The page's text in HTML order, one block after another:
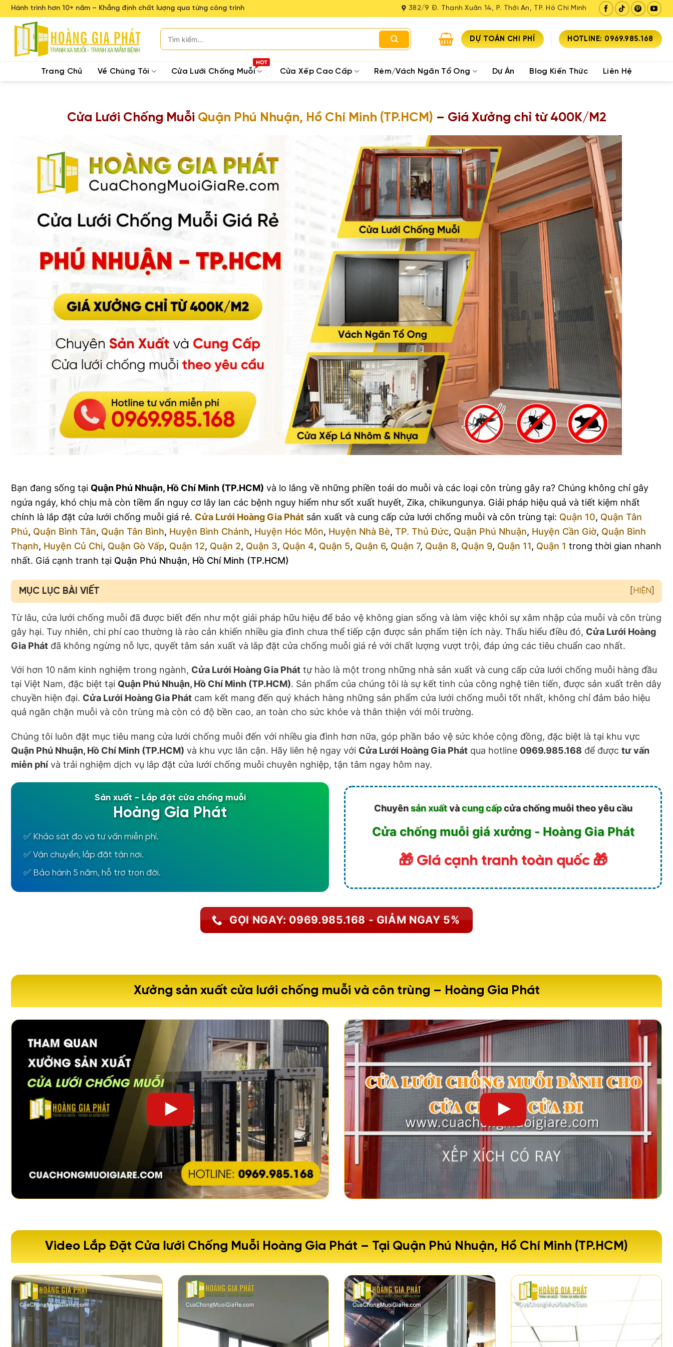
Skip
to
content
Hành trình hơn 10+ năm – Khẳng định chất lượng qua từng công trình 382/9 Đ. Thạnh Xuân 14, P. Thới An, TP. Hồ Chí Minh
kiếm:
DỰ TOÁN CHI PHÍ HOTLINE: 0969.985.168
Trang Chủ Về Chúng Tôi Cửa Lưới Chống Muỗi Cửa Xếp Cao Cấp Rèm/Vách Ngăn Tổ Ong Dự Án Blog Kiến Thức Liên Hệ
Cửa Lưới Chống Muỗi Quận Phú Nhuận, Hồ Chí Minh (TP.HCM) – Giá Xưởng chỉ từ 400K/M2
Bạn đang sống tại Quận Phú Nhuận, Hồ Chí Minh (TP.HCM) và lo lắng về những phiền toái do muỗi và các loại côn trùng gây ra? Chúng không chỉ gây
ngứa ngáy, khó chịu mà còn tiềm ẩn nguy cơ lây lan các bệnh nguy hiểm như sốt xuất huyết, Zika, chikungunya. Giải pháp hiệu quả và tiết kiệm nhất
chính là lắp đặt cửa lưới chống muỗi giá rẻ. Cửa Lưới Hoàng Gia Phát sản xuất và cung cấp cửa lưới chống muỗi và côn trùng tại: Quận 10, Quận Tân
Phú, Quận Bình Tân, Quận Tân Bình, Huyện Bình Chánh, Huyện Hóc Môn, Huyện Nhà Bè, TP. Thủ Đức, Quận Phú Nhuận, Huyện Cần Giờ, Quận Bình
Thạnh, Huyện Củ Chi, Quận Gò Vấp, Quận 12, Quận 2, Quận 3, Quận 4, Quận 5, Quận 6, Quận 7, Quận 8, Quận 9, Quận 11, Quận 1 trong thời gian nhanh
nhất. Giá cạnh tranh tại Quận Phú Nhuận, Hồ Chí Minh (TP.HCM)
MỤC LỤC BÀI VIẾT HIỆN
Từ lâu, cửa lưới chống muỗi đã được biết đến như một giải pháp hữu hiệu để bảo vệ không gian sống và làm việc khỏi sự xâm nhập của muỗi và côn trùng
gây hại. Tuy nhiên, chi phí cao thường là rào cản khiến nhiều gia đình chưa thể tiếp cận được sản phẩm tiện ích này. Thấu hiểu điều đó, Cửa Lưới Hoàng
Gia Phát đã không ngừng nỗ lực, quyết tâm sản xuất và lắp đặt cửa chống muỗi giá rẻ với chất lượng vượt trội, đáp ứng các tiêu chuẩn cao nhất.
Với hơn 10 năm kinh nghiệm trong ngành, Cửa Lưới Hoàng Gia Phát tự hào là một trong những nhà sản xuất và cung cấp cửa lưới chống muỗi hàng đầu
tại Việt Nam, đặc biệt tại Quận Phú Nhuận, Hồ Chí Minh (TP.HCM). Sản phẩm của chúng tôi là sự kết tinh của công nghệ tiên tiến, được sản xuất trên dây
chuyền hiện đại. Cửa Lưới Hoàng Gia Phát cam kết mang đến quý khách hàng những sản phẩm cửa lưới chống muỗi tốt nhất, không chỉ đảm bảo hiệu
quả ngăn chặn muỗi và côn trùng mà còn có độ bền cao, an toàn cho sức khỏe và thân thiện với môi trường.
Chúng tôi luôn đặt mục tiêu mang cửa lưới chống muỗi đến với nhiều gia đình hơn nữa, góp phần bảo vệ sức khỏe cộng đồng, đặc biệt là tại khu vực
Quận Phú Nhuận, Hồ Chí Minh (TP.HCM) và khu vực lân cận. Hãy liên hệ ngay với Cửa Lưới Hoàng Gia Phát qua hotline 0969.985.168 để được tư vấn
miễn phí và trải nghiệm dịch vụ lắp đặt cửa lưới chống muỗi chuyên nghiệp, tận tâm ngay hôm nay.
Sản xuất - Lắp đặt cửa chống muỗi
Hoàng Gia Phát
✅ Khảo sát đo và tư vấn miễn phí.
✅ Vận chuyển, lắp đặt tận nơi.
✅ Bảo hành 5 năm, hỗ trợ trọn đời.
Chuyênsản xuấtvàcung cấpcửa chống muỗi theo yêu cầu
Cửa chống muỗi giá xưởng - Hoàng Gia Phát
🎁 Giá cạnh tranh toàn quốc 🎁
GỌI NGAY: 0969.985.168 - GIẢM NGAY 5%
Xưởng sản xuất cửa lưới chống muỗi và côn trùng – Hoàng Gia Phát
Video Lắp Đặt Cửa lưới Chống Muỗi Hoàng Gia Phát – Tại Quận Phú Nhuận, Hồ Chí Minh (TP.HCM)